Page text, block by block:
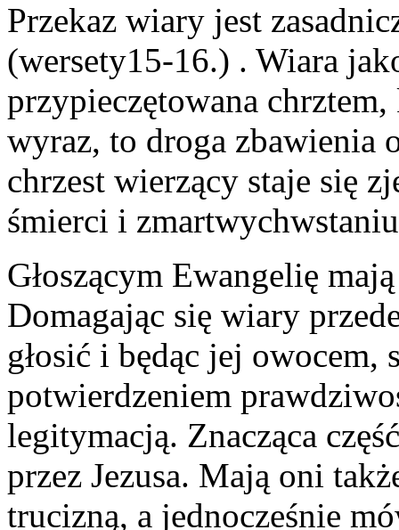
Przekaz wiary jest
(wersety15-16.) . Wiara
przypieczętowana
wyraz, to droga zbawienia
chrzest wierzący staje się
śmierci i
Głoszącym Ewangelię
Domagając się wiary
głosić i będąc jej owocem,
potwierdzeniem
legitymacją. Znacząca
przez Jezusa. Mają oni
trucizną, a jednocześnie